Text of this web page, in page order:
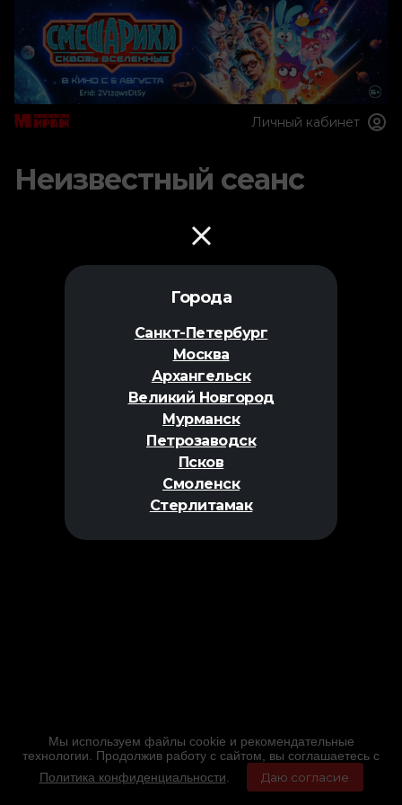
Города
Санкт-Петербург
Москва
Архангельск
Великий Новгород
Мурманск
Петрозаводск
Псков
Смоленск
Стерлитамак
Личный кабинет
Неизвестный сеанс
Мы используем файлы cookie и рекомендательные
технологии. Продолжив работу с сайтом, вы соглашаетесь с
Политика конфиденциальности
Даю согласие